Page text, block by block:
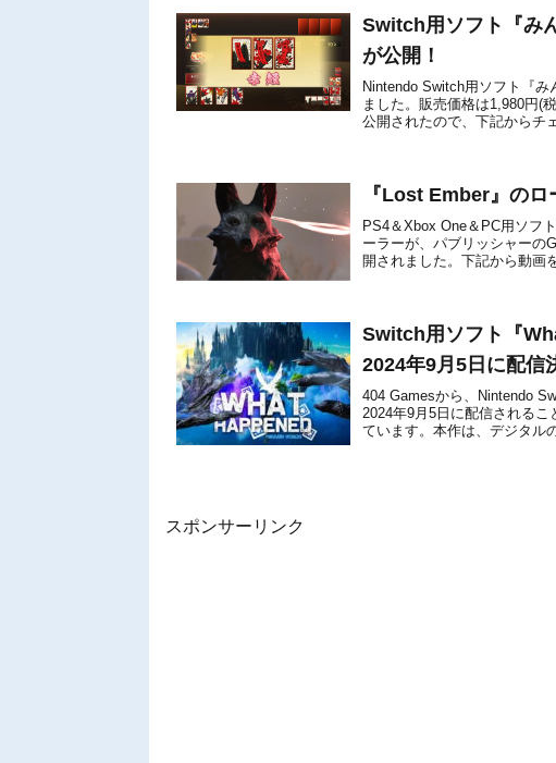
Switch用ソフト『み
が公開！
Nintendo Switch用ソフト『み
ました。販売価格は1,980円(
公開されたので、下記からチ
『Lost Ember』のロ
PS4＆Xbox One＆PC用ソフ
ーラーが、パブリッシャーの
開されました。下記から動画
Switch用ソフト『
2024年9月5日に配信
404 Gamesから、Nintendo
2024年9月5日に配信される
ています。本作は、デジタル
スポンサーリンク